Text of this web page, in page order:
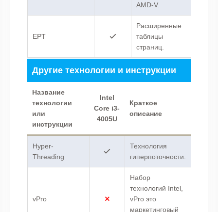
AMD-V.
EPT
Расширенные
таблицы
страниц.
Другие технологии и инструкции
Название
технологии
или
инструкции
Intel
Core i3-
4005U
Краткое
описание
Hyper-
Threading
Технология
гиперпоточности.
vPro
Набор
технологий Intel,
vPro это
маркетинговый